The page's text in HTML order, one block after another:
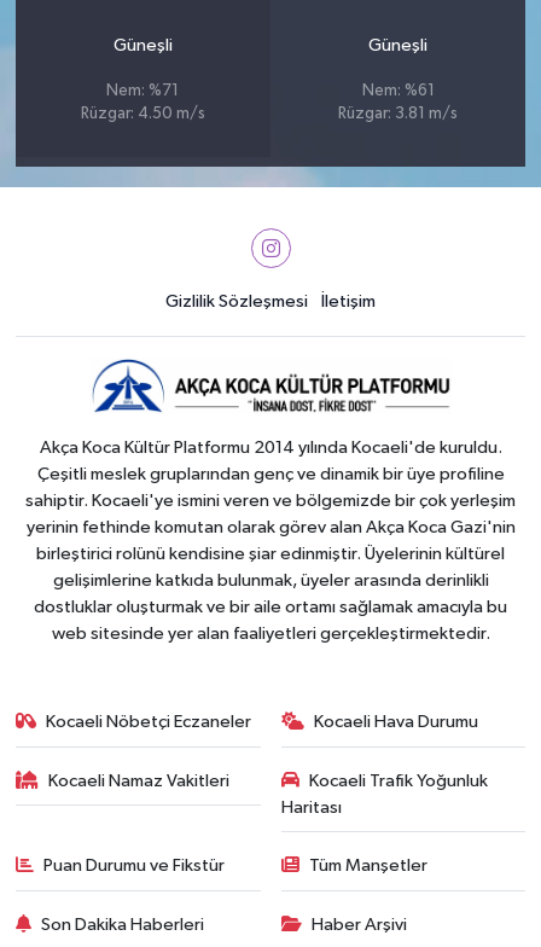
Güneşli
Nem: %71
Rüzgar: 4.50 m/s
Güneşli
Nem: %61
Rüzgar: 3.81 m/s
Gizlilik Sözleşmesi İletişim
Akça Koca Kültür Platformu 2014 yılında Kocaeli'de kuruldu.
Çeşitli meslek gruplarından genç ve dinamik bir üye profiline
sahiptir. Kocaeli'ye ismini veren ve bölgemizde bir çok yerleşim
yerinin fethinde komutan olarak görev alan Akça Koca Gazi'nin
birleştirici rolünü kendisine şiar edinmiştir. Üyelerinin kültürel
gelişimlerine katkıda bulunmak, üyeler arasında derinlikli
dostluklar oluşturmak ve bir aile ortamı sağlamak amacıyla bu
web sitesinde yer alan faaliyetleri gerçekleştirmektedir.
Kocaeli Nöbetçi Eczaneler Kocaeli Hava Durumu
Kocaeli Namaz Vakitleri
Kocaeli Trafik Yoğunluk
Haritası
Puan Durumu ve Fikstür Tüm Manşetler
Son Dakika Haberleri Haber Arşivi